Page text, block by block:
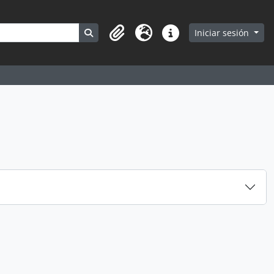
Search in browse page
Portapapeles
Idioma Enlaces rápidos
Iniciar sesión